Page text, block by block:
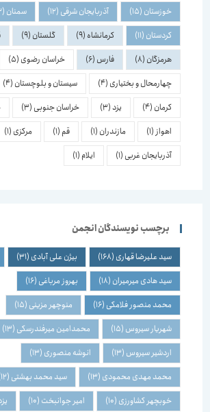
خوزستان(15) آذربایجان شرقی(12) سمنان(12)
کردستان(11) کرمانشاه(9) گلستان(9)
هرمزگان(8) فارس(6) خراسان رضوی(5)
چهارمحال و بختیاری(4) سیستان و بلوچستان(4)
کرمان(4)
(3) خراسان جنوبی(3)
اهواز(1) مازندران(1)
(1) مرکزی(1)
آذربایجان غربی(1) ایلام(1)
برچسب نویسندگان انجمن
سید علیرضا قهاری(168) بیژن علی آبادی(31)
سید هادی میرمیران(18) بهروز مرباغی(16)
محمد منصور فلامکی(16) منوچهر مزینی(15)
شهریار سیروس(15) محمدامین میرفندرسکی(13)
اردشیر سیروس(13) انوشه منصوری(13)
محمد مهدی محمودی(13) سید محمد بهشتی(12)
خوبچهر کشاورزی(10) امیر جوانبخت(10)